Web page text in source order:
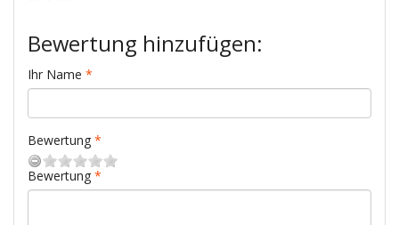
Bewertung hinzufügen:
Ihr Name
Bewertung
Bewertung